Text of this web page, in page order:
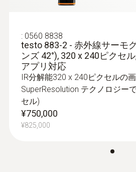
: 0560 8838
testo 883-2 - 赤外線サーモ
ンズ 42°), 320 x 240ピクセ
アプリ対応
IR分解能320 x 240ピクセルの
SuperResolution テクノロジー
セル)
¥750,000
¥825,000